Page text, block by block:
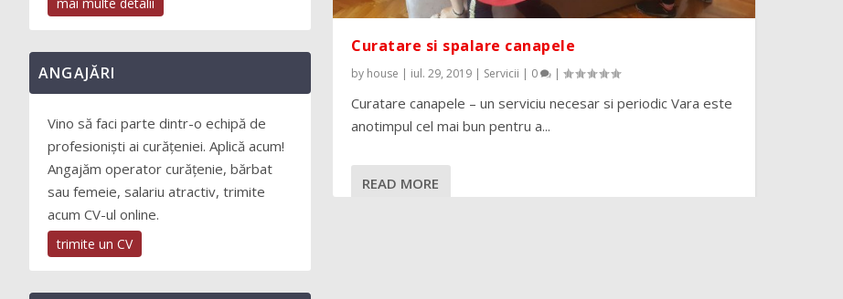
Curatare si spalare canapele
by house | iul. 29, 2019 | Servicii | 0 |
Curatare canapele – un serviciu necesar si periodic Vara este
anotimpul cel mai bun pentru a...
READ MORE
ANGAJĂRI
Vino să faci parte dintr-o echipă de
profesioniști ai curățeniei. Aplică acum!
Angajăm operator curățenie, bărbat
sau femeie, salariu atractiv, trimite
acum CV-ul online.
trimite un CV